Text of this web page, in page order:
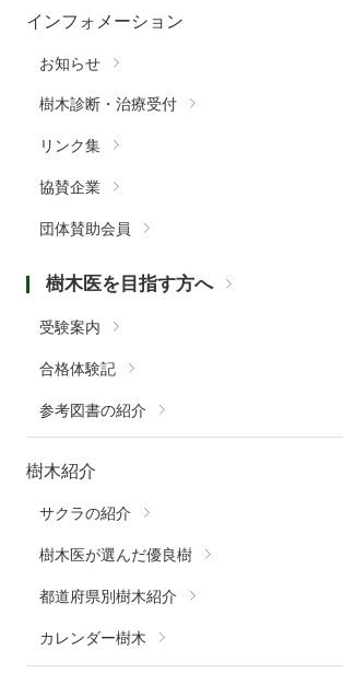
インフォメーション
お知らせ
樹木診断・治療受付
リンク集
協賛企業
団体賛助会員
樹木医を目指す方へ
受験案内
合格体験記
参考図書の紹介
樹木紹介
サクラの紹介
樹木医が選んだ優良樹
都道府県別樹木紹介
カレンダー樹木